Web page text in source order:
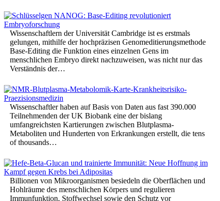
Wissenschaftlern der Universität Cambridge ist es erstmals
gelungen, mithilfe der hochpräzisen Genomeditierungsmethode
Base-Editing die Funktion eines einzelnen Gens im
menschlichen Embryo direkt nachzuweisen, was nicht nur das
Verständnis der…
Wissenschaftler haben auf Basis von Daten aus fast 390.000
Teilnehmenden der UK Biobank eine der bislang
umfangreichsten Kartierungen zwischen Blutplasma-
Metaboliten und Hunderten von Erkrankungen erstellt, die tens
of thousands…
Billionen von Mikroorganismen besiedeln die Oberflächen und
Hohlräume des menschlichen Körpers und regulieren
Immunfunktion, Stoffwechsel sowie den Schutz vor